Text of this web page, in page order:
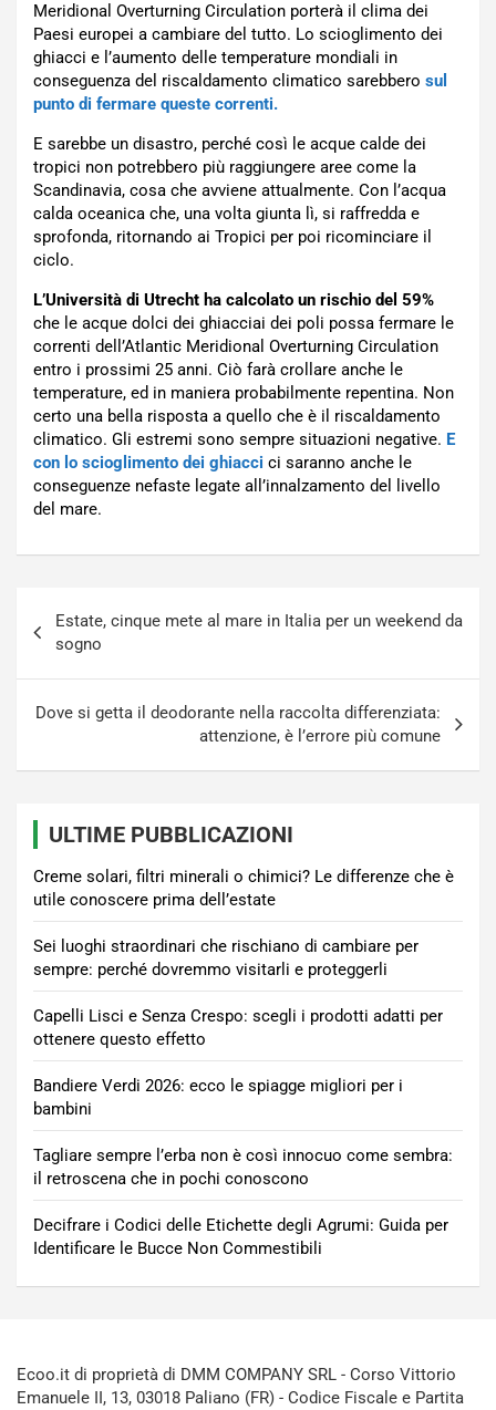
Meridional Overturning Circulation porterà il clima dei
Paesi europei a cambiare del tutto. Lo scioglimento dei
ghiacci e l’aumento delle temperature mondiali in
conseguenza del riscaldamento climatico sarebbero sul
punto di fermare queste correnti.
E sarebbe un disastro, perché così le acque calde dei
tropici non potrebbero più raggiungere aree come la
Scandinavia, cosa che avviene attualmente. Con l’acqua
calda oceanica che, una volta giunta lì, si raffredda e
sprofonda, ritornando ai Tropici per poi ricominciare il
ciclo.
L’Università di Utrecht ha calcolato un rischio del 59%
che le acque dolci dei ghiacciai dei poli possa fermare le
correnti dell’Atlantic Meridional Overturning Circulation
entro i prossimi 25 anni. Ciò farà crollare anche le
temperature, ed in maniera probabilmente repentina. Non
certo una bella risposta a quello che è il riscaldamento
climatico. Gli estremi sono sempre situazioni negative. E
con lo scioglimento dei ghiacci ci saranno anche le
conseguenze nefaste legate all’innalzamento del livello
del mare.
articoli
Estate, cinque mete al mare in Italia per un weekend da
sogno
Dove si getta il deodorante nella raccolta differenziata:
attenzione, è l’errore più comune
ULTIME PUBBLICAZIONI
Creme solari, filtri minerali o chimici? Le differenze che è
utile conoscere prima dell’estate
Sei luoghi straordinari che rischiano di cambiare per
sempre: perché dovremmo visitarli e proteggerli
Capelli Lisci e Senza Crespo: scegli i prodotti adatti per
ottenere questo effetto
Bandiere Verdi 2026: ecco le spiagge migliori per i
bambini
Tagliare sempre l’erba non è così innocuo come sembra:
il retroscena che in pochi conoscono
Decifrare i Codici delle Etichette degli Agrumi: Guida per
Identificare le Bucce Non Commestibili
Ecoo.it di proprietà di DMM COMPANY SRL - Corso Vittorio
Emanuele II, 13, 03018 Paliano (FR) - Codice Fiscale e Partita